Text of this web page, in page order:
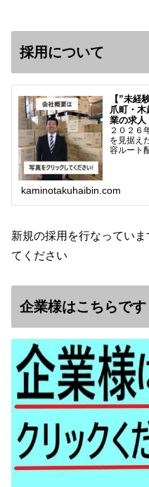
採用について
【”未経
爪町・
業の求人
２０２６
を見据え
容ルート
kaminotakuhaibin.com
新規の採用を行なってい
てください
企業様はこちらです